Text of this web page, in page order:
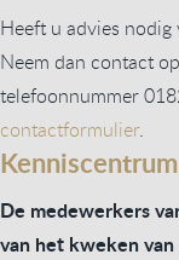
Heeft u advies
Neem dan contact
telefoonnummer
contactformulier.
Kenniscentrum
De medewerkers
van het kweken van